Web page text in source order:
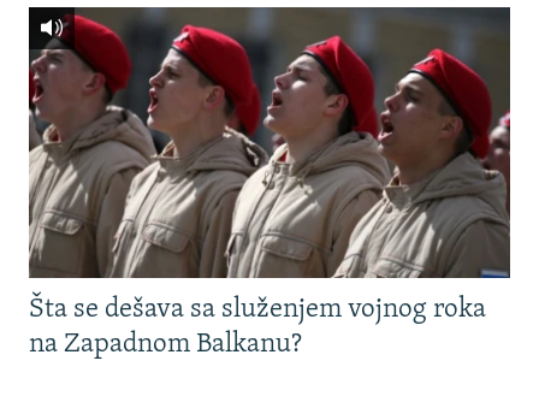
Šta se dešava sa služenjem vojnog roka
na Zapadnom Balkanu?